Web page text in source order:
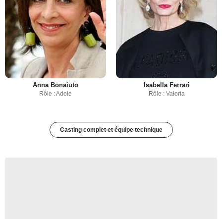
Anna Bonaiuto
Rôle : Adele
Isabella Ferrari
Rôle : Valeria
Casting complet et équipe technique